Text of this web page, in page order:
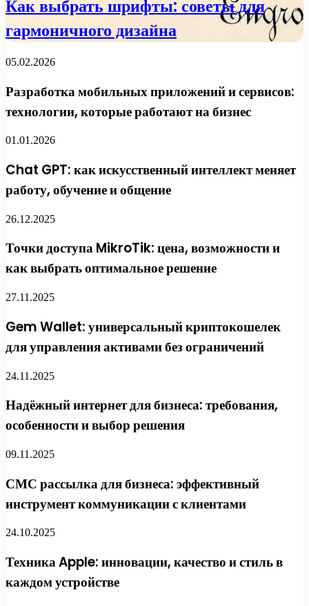
Как выбрать шрифты: советы для
гармоничного дизайна
05.02.2026
Разработка мобильных приложений и сервисов:
технологии, которые работают на бизнес
01.01.2026
Chat GPT: как искусственный интеллект меняет
работу, обучение и общение
26.12.2025
Точки доступа MikroTik: цена, возможности и
как выбрать оптимальное решение
27.11.2025
Gem Wallet: универсальный криптокошелек
для управления активами без ограничений
24.11.2025
Надёжный интернет для бизнеса: требования,
особенности и выбор решения
09.11.2025
СМС рассылка для бизнеса: эффективный
инструмент коммуникации с клиентами
24.10.2025
Техника Apple: инновации, качество и стиль в
каждом устройстве